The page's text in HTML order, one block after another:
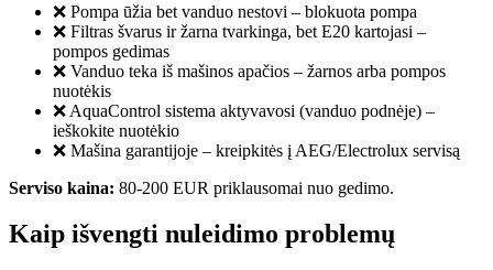
❌ Pompa ūžia bet vanduo nestovi – blokuota pompa
❌ Filtras švarus ir žarna tvarkinga, bet E20 kartojasi –
pompos gedimas
❌ Vanduo teka iš mašinos apačios – žarnos arba pompos
nuotėkis
❌ AquaControl sistema aktyvavosi (vanduo podnėje) –
ieškokite nuotėkio
❌ Mašina garantijoje – kreipkitės į AEG/Electrolux servisą
Serviso kaina: 80-200 EUR priklausomai nuo gedimo.
Kaip išvengti nuleidimo problemų